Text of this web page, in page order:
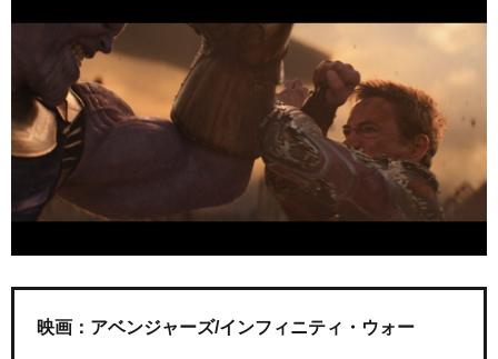
映画：アベンジャーズ/インフィニティ・ウォー